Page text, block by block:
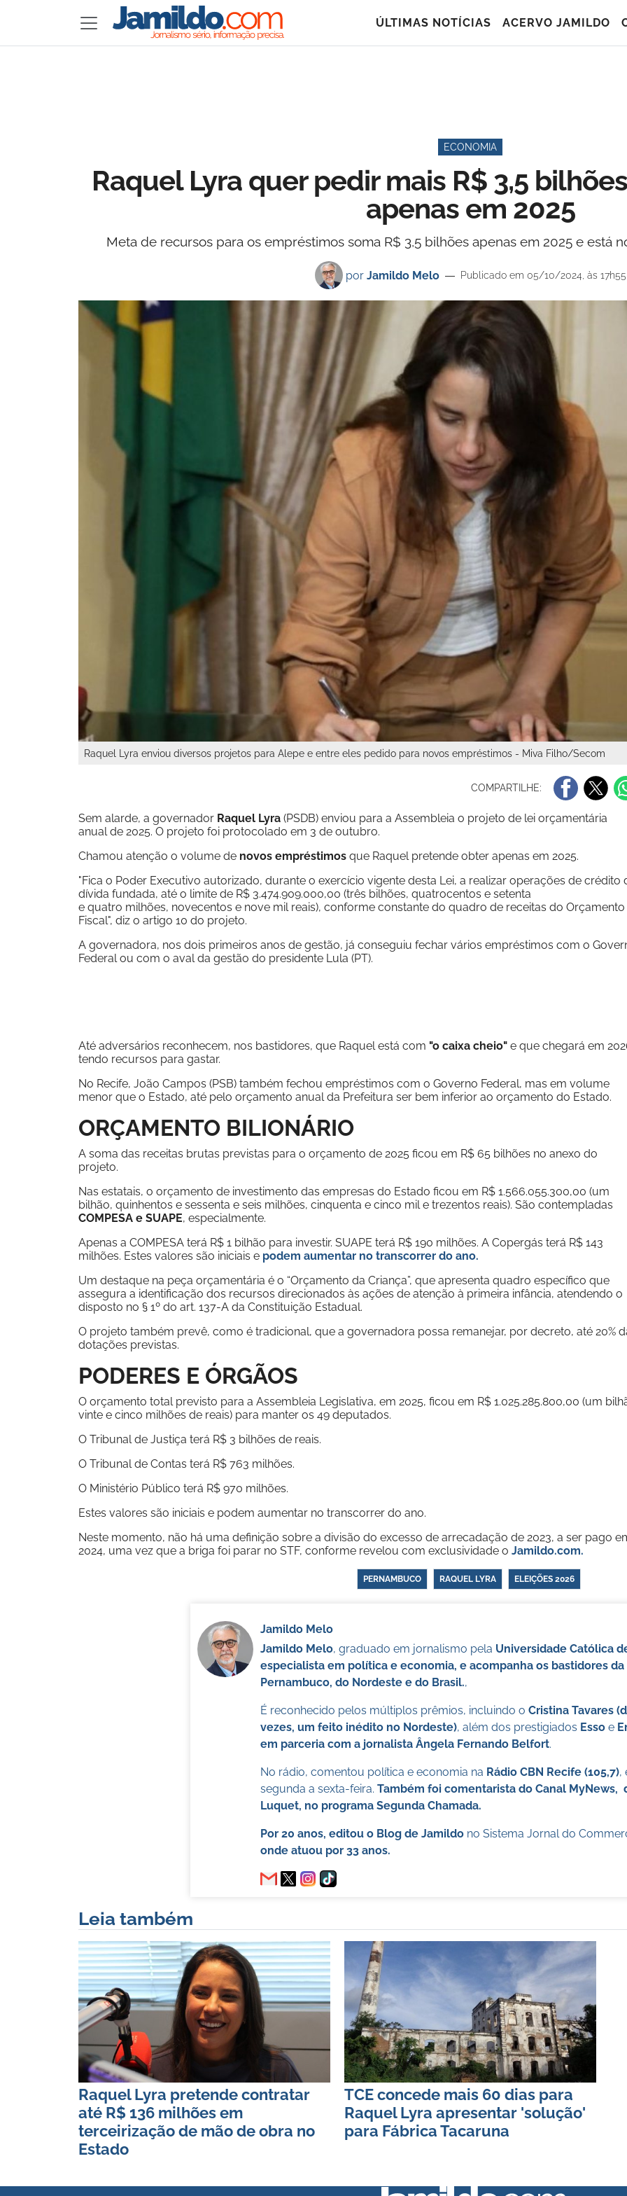
ÚLTIMAS NOTÍCIAS ACERVO JAMILDO
ECONOMIA
Raquel Lyra quer pedir mais R$ 3,5
apenas em 2025
Meta de recursos para os empréstimos soma R$ 3,5 bilhões apenas em 2025 e está
por Jamildo Melo Publicado em 05/10/2024, às 17h55
Raquel Lyra enviou diversos projetos para Alepe e entre eles pedido para novos empréstimos - Miva Filho/Secom
COMPARTILHE:
Sem alarde, a governador Raquel Lyra (PSDB) enviou para a Assembleia o projeto de lei orçamentária
anual de 2025. O projeto foi protocolado em 3 de outubro.
Chamou atenção o volume de novos empréstimos que Raquel pretende obter apenas em 2025.
"Fica o Poder Executivo autorizado, durante o exercício vigente desta Lei, a realizar operações de crédito
dívida fundada, até o limite de R$ 3.474.909.000,00 (três bilhões, quatrocentos e setenta
e quatro milhões, novecentos e nove mil reais), conforme constante do quadro de receitas do Orçamento
Fiscal", diz o artigo 10 do projeto.
A governadora, nos dois primeiros anos de gestão, já conseguiu fechar vários empréstimos com o
Federal ou com o aval da gestão do presidente Lula (PT).
Até adversários reconhecem, nos bastidores, que Raquel está com "o caixa cheio" e que chegará em
tendo recursos para gastar.
No Recife, João Campos (PSB) também fechou empréstimos com o Governo Federal, mas em volume
menor que o Estado, até pelo orçamento anual da Prefeitura ser bem inferior ao orçamento do Estado.
ORÇAMENTO BILIONÁRIO
A soma das receitas brutas previstas para o orçamento de 2025 ficou em R$ 65 bilhões no anexo do
projeto.
Nas estatais, o orçamento de investimento das empresas do Estado ficou em R$ 1.566.055.300,00 (um
bilhão, quinhentos e sessenta e seis milhões, cinquenta e cinco mil e trezentos reais). São contempladas
COMPESA e SUAPE, especialmente.
Apenas a COMPESA terá R$ 1 bilhão para investir. SUAPE terá R$ 190 milhões. A Copergás terá R$ 143
milhões. Estes valores são iniciais e podem aumentar no transcorrer do ano.
Um destaque na peça orçamentária é o “Orçamento da Criança”, que apresenta quadro específico que
assegura a identificação dos recursos direcionados às ações de atenção à primeira infância, atendendo o
disposto no § 1º do art. 137-A da Constituição Estadual.
O projeto também prevê, como é tradicional, que a governadora possa remanejar, por decreto, até 20%
dotações previstas.
PODERES E ÓRGÃOS
O orçamento total previsto para a Assembleia Legislativa, em 2025, ficou em R$ 1.025.285.800,00 (um
vinte e cinco milhões de reais) para manter os 49 deputados.
O Tribunal de Justiça terá R$ 3 bilhões de reais.
O Tribunal de Contas terá R$ 763 milhões.
O Ministério Público terá R$ 970 milhões.
Estes valores são iniciais e podem aumentar no transcorrer do ano.
Neste momento, não há uma definição sobre a divisão do excesso de arrecadação de 2023, a ser pago
2024, uma vez que a briga foi parar no STF, conforme revelou com exclusividade o Jamildo.com.
PERNAMBUCO RAQUEL LYRA ELEIÇÕES 2026
Jamildo Melo
Jamildo Melo, graduado em jornalismo pela Universidade Católica
especialista em política e economia, e acompanha os bastidores
Pernambuco, do Nordeste e do Brasil.,
É reconhecido pelos múltiplos prêmios, incluindo o Cristina Tavares
vezes, um feito inédito no Nordeste), além dos prestigiados Essoe
em parceria com a jornalista Ângela Fernando Belfort.
No rádio, comentou política e economia na Rádio CBN Recife (105,7),
segunda a sexta-feira. Também foi comentarista do Canal MyNews,
Luquet, no programa Segunda Chamada.
Por 20 anos, editou o Blog de Jamildo no Sistema Jornal do
onde atuou por 33 anos.
Leia também
Raquel Lyra pretende contratar
até R$ 136 milhões em
terceirização de mão de obra no
Estado
TCE concede mais 60 dias para
Raquel Lyra apresentar 'solução'
para Fábrica Tacaruna